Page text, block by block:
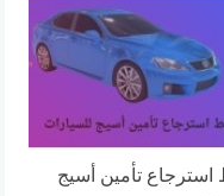
استرجاع تأمين أسيج